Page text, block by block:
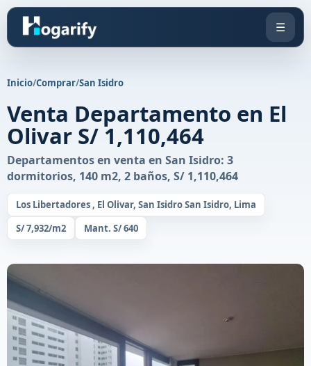
☰
Inicio/Comprar/San Isidro
Venta Departamento en El
Olivar S/ 1,110,464
Departamentos en venta en San Isidro: 3
dormitorios, 140 m2, 2 baños, S/ 1,110,464
Los Libertadores , El Olivar, San Isidro San Isidro, Lima
S/ 7,932/m2
Mant. S/ 640